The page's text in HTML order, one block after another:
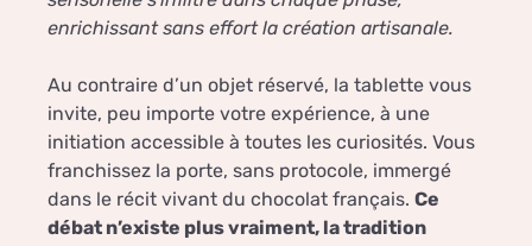
enrichissant sans effort la création artisanale.
Au contraire d’un objet réservé, la tablette vous
invite, peu importe votre expérience, à une
initiation accessible à toutes les curiosités. Vous
franchissez la porte, sans protocole, immergé
dans le récit vivant du chocolat français. Ce
débat n’existe plus vraiment, la tradition